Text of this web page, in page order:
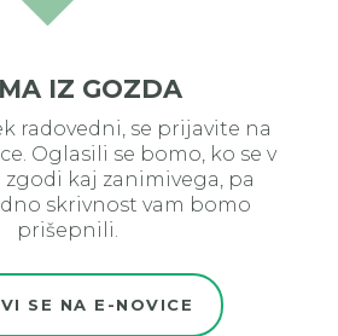
IZ GOZDA
radovedni, se prijavite na
Oglasili se bomo, ko se v
kaj zanimivega, pa
skrivnost vam bomo
prišepnili.
SE NA E-NOVICE